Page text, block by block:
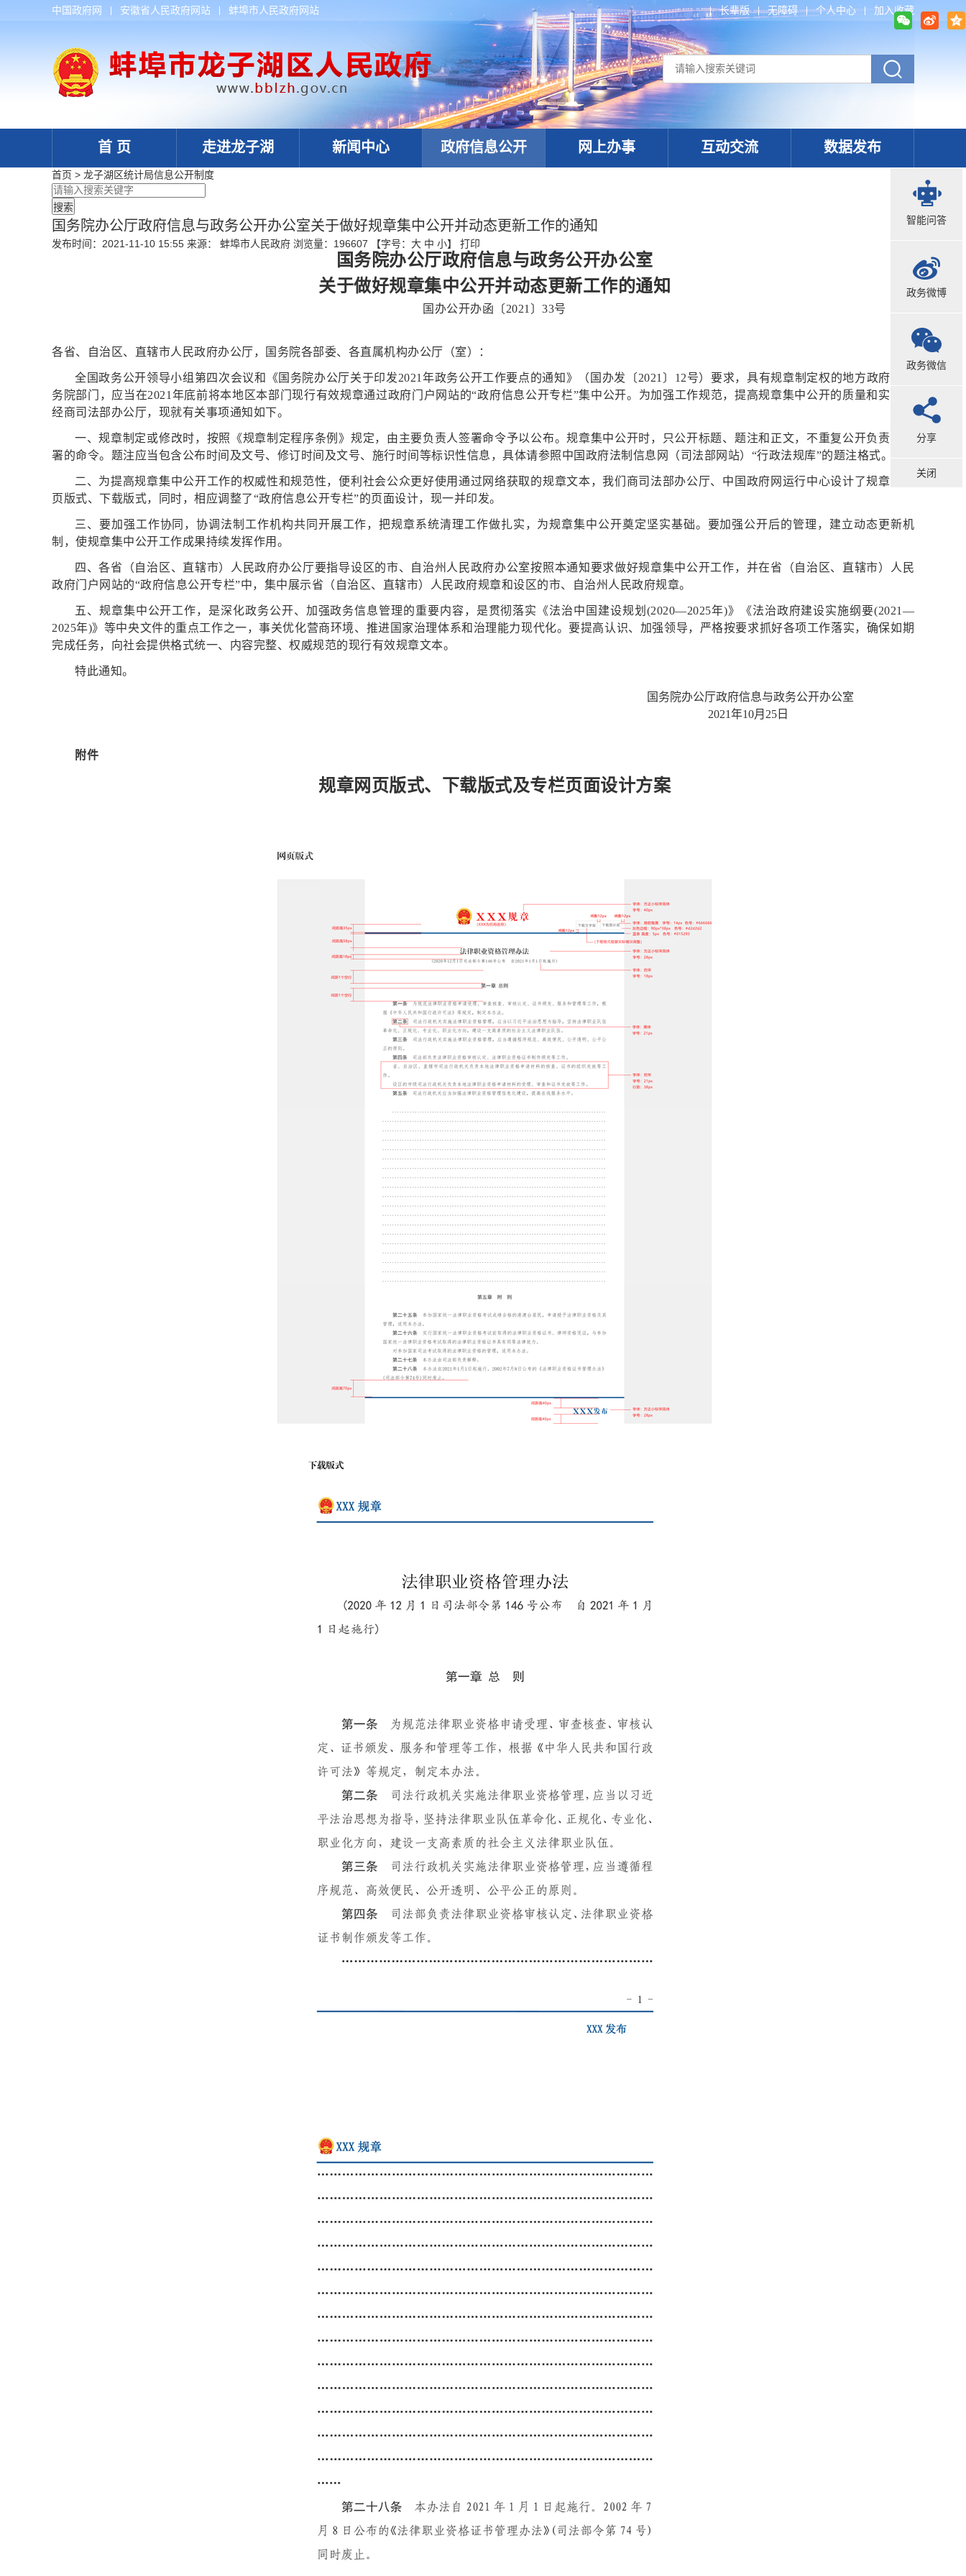
中国政府网 安徽省人民政府网站 蚌埠市人民政府网站 长辈版 无障碍 个人中心 加入收藏
首 页 走进龙子湖 新闻中心 政府信息公开 网上办事 互动交流 数据发布
首页 > 龙子湖区统计局信息公开制度
国务院办公厅政府信息与政务公开办公室关于做好规章集中公开并动态更新工作的通知
发布时间：2021-11-10 15:55 来源： 蚌埠市人民政府 浏览量： 196607 【字号： 大 中 小】 打印
国务院办公厅政府信息与政务公开办公室
关于做好规章集中公开并动态更新工作的通知
国办公开办函〔2021〕33号
各省、自治区、直辖市人民政府办公厅，国务院各部委、各直属机构办公厅（室）：
全国政务公开领导小组第四次会议和《国务院办公厅关于印发2021年政务公开工作要点的通知》（国办发〔2021〕12号）要求，具有规章制定权的地方政府和国
务院部门，应当在2021年底前将本地区本部门现行有效规章通过政府门户网站的“政府信息公开专栏”集中公开。为加强工作规范，提高规章集中公开的质量和实效，
经商司法部办公厅，现就有关事项通知如下。
一、规章制定或修改时，按照《规章制定程序条例》规定，由主要负责人签署命令予以公布。规章集中公开时，只公开标题、题注和正文，不重复公开负责人签
署的命令。题注应当包含公布时间及文号、修订时间及文号、施行时间等标识性信息，具体请参照中国政府法制信息网（司法部网站）“行政法规库”的题注格式。
二、为提高规章集中公开工作的权威性和规范性，便利社会公众更好使用通过网络获取的规章文本，我们商司法部办公厅、中国政府网运行中心设计了规章的网
页版式、下载版式，同时，相应调整了“政府信息公开专栏”的页面设计，现一并印发。
三、要加强工作协同，协调法制工作机构共同开展工作，把规章系统清理工作做扎实，为规章集中公开奠定坚实基础。要加强公开后的管理，建立动态更新机
制，使规章集中公开工作成果持续发挥作用。
四、各省（自治区、直辖市）人民政府办公厅要指导设区的市、自治州人民政府办公室按照本通知要求做好规章集中公开工作，并在省（自治区、直辖市）人民
政府门户网站的“政府信息公开专栏”中，集中展示省（自治区、直辖市）人民政府规章和设区的市、自治州人民政府规章。
五、规章集中公开工作，是深化政务公开、加强政务信息管理的重要内容，是贯彻落实《法治中国建设规划(2020—2025年)》《法治政府建设实施纲要(2021—
2025年)》等中央文件的重点工作之一，事关优化营商环境、推进国家治理体系和治理能力现代化。要提高认识、加强领导，严格按要求抓好各项工作落实，确保如期
完成任务，向社会提供格式统一、内容完整、权威规范的现行有效规章文本。
特此通知。
国务院办公厅政府信息与政务公开办公室
2021年10月25日
附件
规章网页版式、下载版式及专栏页面设计方案
智能问答
政务微博
政务微信
分享
关闭